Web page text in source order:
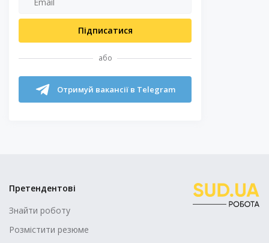
Підписатися
або
Отримуй вакансії в Telegram
Претендентові
Знайти роботу
Розмістити резюме